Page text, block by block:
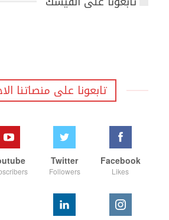
تابعونا على منصاتنا
Facebook
Likes
Twitter
Followers